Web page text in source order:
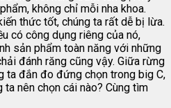
không chỉ mỗi nha khoa.
thức tốt, chúng ta rất dễ bị lừa.
có công dụng riêng của nó,
sản phẩm toàn năng với những
đánh răng cũng vậy. Giữa rừng
ta đắn đo đứng chọn trong big C,
nên chọn cái nào? Cùng tìm